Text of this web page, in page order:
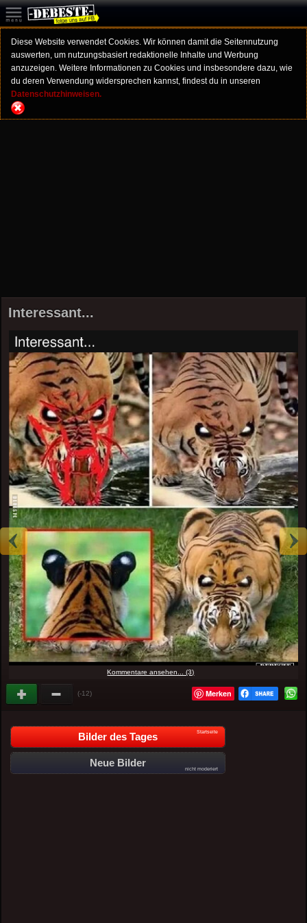
Diese Website verwendet Cookies. Wir können damit die Seitennutzung
auswerten, um nutzungsbasiert redaktionelle Inhalte und Werbung
anzuzeigen. Weitere Informationen zu Cookies und insbesondere dazu, wie
du deren Verwendung widersprechen kannst, findest du in unseren
Datenschutzhinweisen.
Interessant...
Kommentare ansehen... (3)
(-12) Merken
Bilder des Tages Startseite
Neue Bilder
nicht moderiert